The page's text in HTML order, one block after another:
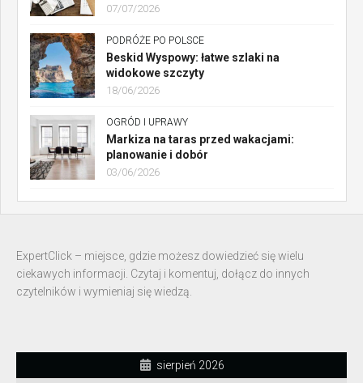
07/07/2026
PODRÓŻE PO POLSCE
Beskid Wyspowy: łatwe szlaki na
widokowe szczyty
18/06/2026
OGRÓD I UPRAWY
Markiza na taras przed wakacjami:
planowanie i dobór
03/06/2026
ExpertClick – miejsce, gdzie możesz dowiedzieć się wielu
ciekawych informacji. Czytaj i komentuj, dołącz do innych
czytelników i wymieniaj się wiedzą.
sierpień 2026